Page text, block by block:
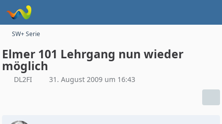
SW+ Serie
Elmer 101 Lehrgang nun wieder
möglich
DL2FI 31. August 2009 um 16:43